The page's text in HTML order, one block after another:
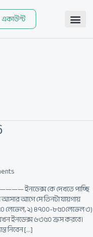
একাউন্ট
ইনডেক্স কে দেখতে পাচ্ছি
আগে সে তিনটা যায়গায়
লেভেল, ২) ৪৭০০-৮৫০লেভেল ৩)
ইনডেক্স ৬৩৫০ ক্রস করবে।
নিবেন […]